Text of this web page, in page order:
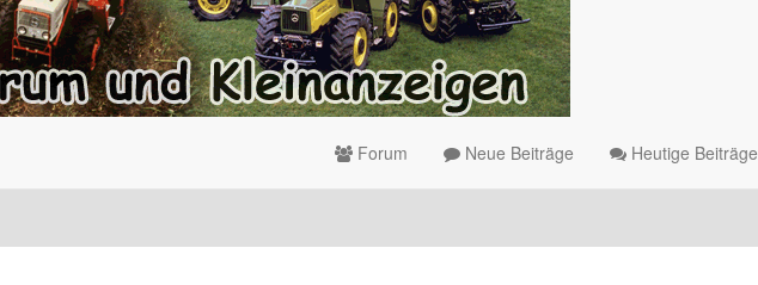
Forum Neue Beiträge Heutige Beiträge